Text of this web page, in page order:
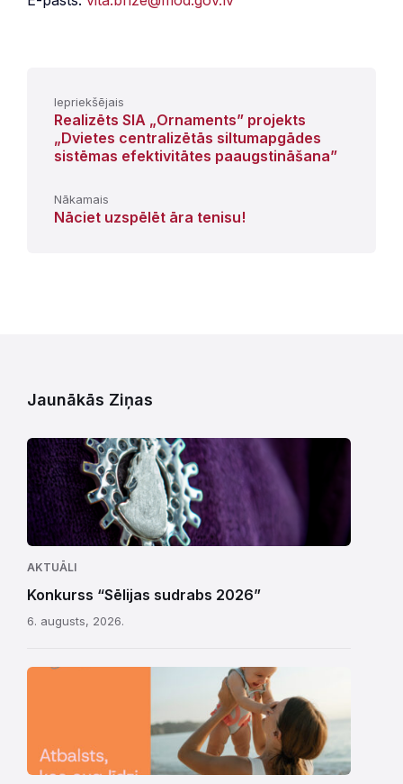
Iepriekšējais
Realizēts SIA „Ornaments” projekts
„Dvietes centralizētās siltumapgādes
sistēmas efektivitātes paaugstināšana”
Nākamais
Nāciet uzspēlēt āra tenisu!
Jaunākās Ziņas
AKTUĀLI
Konkurss “Sēlijas sudrabs 2026”
6. augusts, 2026.